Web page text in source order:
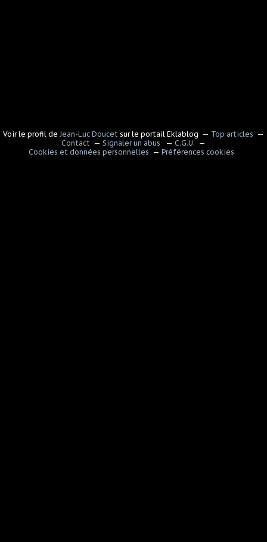
Voir le profil de Jean-Luc Doucet sur le portail Eklablog
Top articles
Contact
Signaler un abus
C.G.U.
Cookies et données personnelles
Préférences cookies